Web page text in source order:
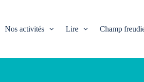
Nos activités Lire Champ